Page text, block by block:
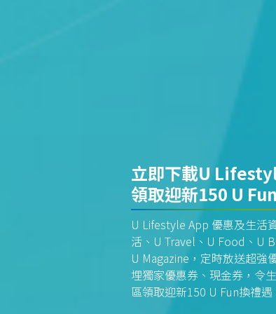
立即下載U
領取迎新150 U
U Lifestyle App 優惠及生活
活、U Travel、U Food、U
U Magazine，定時放送超強
埋獨家優惠券、現金券，令
區領取迎新150 U Fun換禮遇